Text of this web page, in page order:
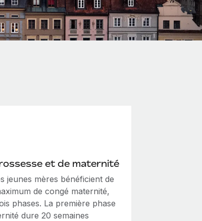
et de maternité
jeunes mères bénéficient de
de congé maternité,
phases. La première phase
dure 20 semaines